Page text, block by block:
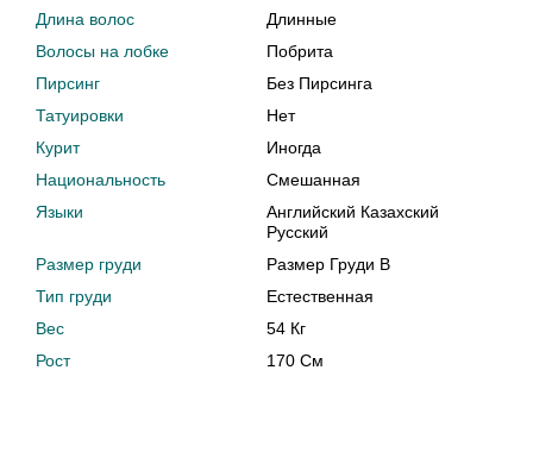
Длина волос
Длинные
Волосы на лобке
Побрита
Пирсинг
Без Пирсинга
Татуировки
Нет
Курит
Иногда
Национальность
Смешанная
Языки
Английский Казахский
Русский
Размер груди
Размер Груди B
Тип груди
Естественная
Вес
54 Кг
Рост
170 См